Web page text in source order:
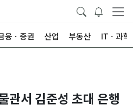
융ㆍ증권 산업 부동산 ITㆍ과학
관서 김준성 초대 은행